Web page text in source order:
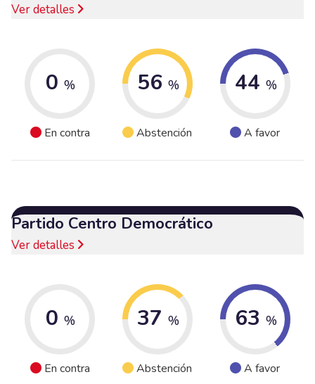
Ver detalles
0 %
En contra
56 %
Abstención
44 %
A favor
Partido Centro Democrático
Ver detalles
0 %
En contra
37 %
Abstención
63 %
A favor